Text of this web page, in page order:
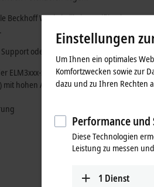
Beckhoff Werkskalibrierzertifikat
oder
ELM3xxx-Serie ermöglicht eine effiziente
mit hohen Anforderungen an
Einstellungen
Um Ihnen ein optimales
Komfortzwecken sowie zur
dazu und zu Ihren Rechten
Performance
Diese Technologien
Leistung zu messen
1 Dienst